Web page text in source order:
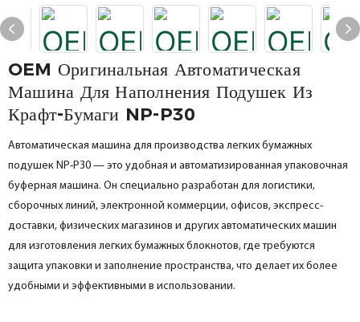
OEM Оригинальная Автоматическая
Машина Для Наполнения Подушек Из
Крафт-Бумаги NP-P30
Автоматическая машина для производства легких бумажных
подушек NP-P30 — это удобная и автоматизированная упаковочная
буферная машина. Он специально разработан для логистики,
сборочных линий, электронной коммерции, офисов, экспресс-
доставки, физических магазинов и других автоматических машин
для изготовления легких бумажных блокнотов, где требуются
защита упаковки и заполнение пространства, что делает их более
удобными и эффективными в использовании.